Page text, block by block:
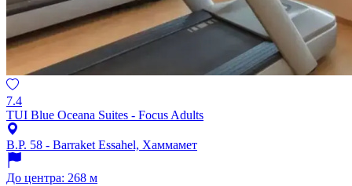
7.4
TUI Blue Oceana Suites - Focus Adults
B.P. 58 - Barraket Essahel, Хаммамет
До центра: 268 м